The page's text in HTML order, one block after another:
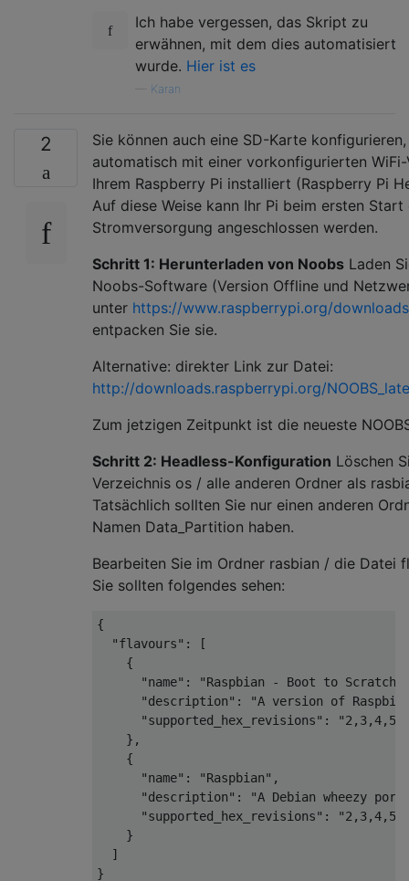
Ich habe vergessen, das Skript zu
erwähnen, mit dem dies automatisiert
wurde. Hier ist es
Karan
2
Sie können auch eine SD-Karte
automatisch mit einer vorkonfigurierten
Ihrem Raspberry Pi installiert (Raspberry Pi
Auf diese Weise kann Ihr Pi beim ersten
Stromversorgung angeschlossen werden.
Schritt 1: Herunterladen von Noobs Laden
Noobs-Software (Version Offline und
unter https://www.raspberrypi.org/
entpacken Sie sie.
Alternative: direkter Link zur Datei:
http://downloads.raspberrypi.org/
Zum jetzigen Zeitpunkt ist die neueste
Schritt 2: Headless-Konfiguration Löschen
Verzeichnis os / alle anderen Ordner als
Tatsächlich sollten Sie nur einen anderen
Namen Data_Partition haben.
Bearbeiten Sie im Ordner rasbian / die Datei
Sie sollten folgendes sehen:
{
  "flavours": [
    {
"name": "Raspbian - Boot to
"description": "A version of
"supported_hex_revisions":
    },
    {
      "name": "Raspbian",
"description": "A Debian wheezy
"supported_hex_revisions":
    }
  ]